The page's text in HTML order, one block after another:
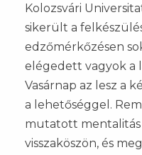
Kolozsvári
sikerült a
edzőmérkőzésen
elégedett vagyok a
Vasárnap az lesz a
a lehetőséggel.
mutatott mentalitás
visszaköszön, és